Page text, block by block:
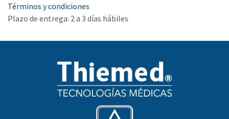
Términos y condiciones
Plazo de entrega: 2 a 3 días hábiles